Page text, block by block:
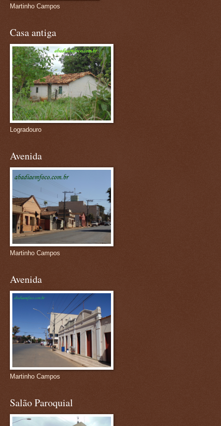
Martinho Campos
Casa antiga
Logradouro
Avenida
Martinho Campos
Avenida
Martinho Campos
Salão Paroquial